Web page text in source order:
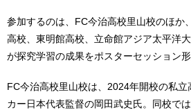
参加するのは、FC今治高校里山校のほか
高校、東明館高校、立命館アジア太平洋
が探究学習の成果をポスターセッション形
FC今治高校里山校は、2024年開校の私立
カー日本代表監督の岡田武史氏。同校で